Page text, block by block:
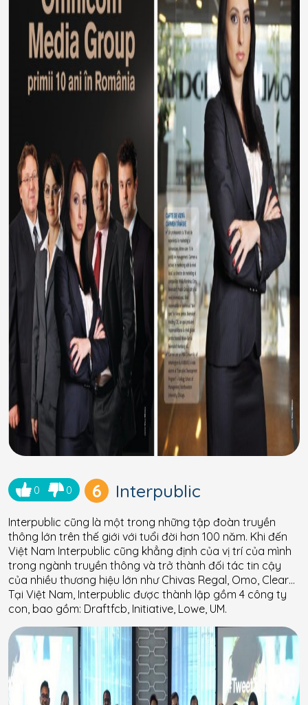
0 0 6 Interpublic
Interpublic cũng là một trong những tập đoàn truyền
thông lớn trên thế giới với tuổi đời hơn 100 năm. Khi đến
Việt Nam Interpublic cũng khẳng định của vị trí của mình
trong ngành truyền thông và trở thành đối tác tin cậy
của nhiều thương hiệu lớn như Chivas Regal, Omo, Clear…
Tại Việt Nam, Interpublic được thành lập gồm 4 công ty
con, bao gồm: Draftfcb, Initiative, Lowe, UM.